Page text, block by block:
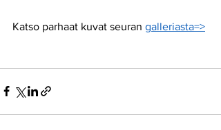
Katso parhaat kuvat seuran galleriasta=>